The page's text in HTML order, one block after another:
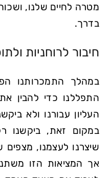
מטרה לחיים שלנו,
בדרך.
חיבור לרוחניות
במהלך התמכרותנו
התפללנו כדי להבין
העליון עבורנו ולא
במקום זאת, ביקשנו
שיצרנו לעצמנו, מצפים
אך המציאות הזו